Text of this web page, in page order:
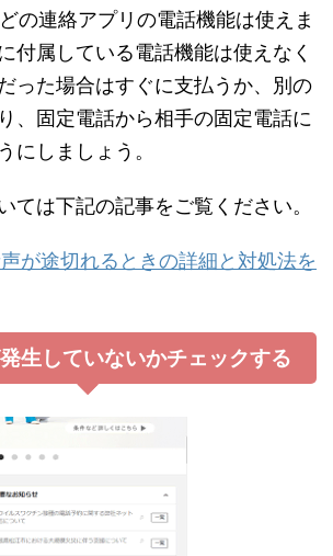
の連絡アプリの電話機能は使えま
付属している電話機能は使えなく
った場合はすぐに支払うか、別の
、固定電話から相手の固定電話に
にしましょう。
ては下記の記事をご覧ください。
が途切れるときの詳細と対処法を
生していないかチェックする